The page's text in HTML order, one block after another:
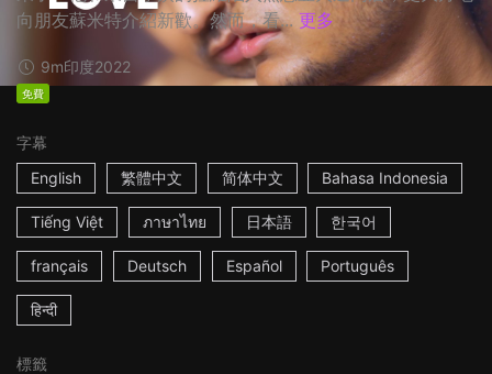
向朋友蘇米特介紹新歡。然而，看... 更多
9m印度2022
免費
字幕
English
繁體中文 简体中文 Bahasa Indonesia
Tiếng Việt ภาษาไทย 日本語 한국어
français Deutsch Español Português
हिन्दी
標籤